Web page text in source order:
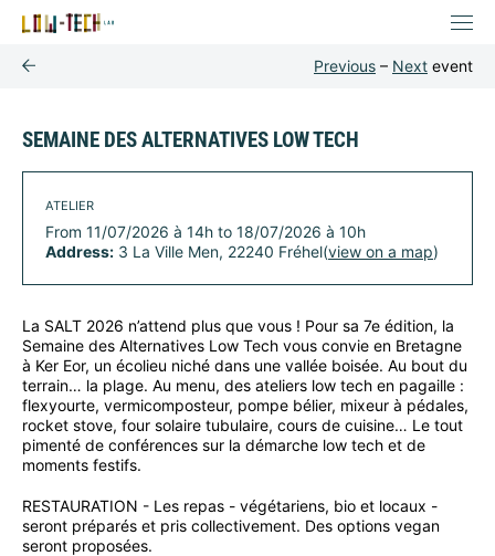
Previous – Next event
SEMAINE DES ALTERNATIVES LOW TECH
ATELIER
From 11/07/2026 à 14h to 18/07/2026 à 10h
Address: 3 La Ville Men, 22240 Fréhel(view on a map)
La SALT 2026 n’attend plus que vous ! Pour sa 7e édition, la
Semaine des Alternatives Low Tech vous convie en Bretagne
à Ker Eor, un écolieu niché dans une vallée boisée. Au bout du
terrain… la plage. Au menu, des ateliers low tech en pagaille :
flexyourte, vermicomposteur, pompe bélier, mixeur à pédales,
rocket stove, four solaire tubulaire, cours de cuisine… Le tout
pimenté de conférences sur la démarche low tech et de
moments festifs.
RESTAURATION - Les repas - végétariens, bio et locaux -
seront préparés et pris collectivement. Des options vegan
seront proposées.